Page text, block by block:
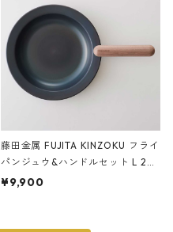
藤田金属 FUJITA KINZOKU フライ
パンジュウ&ハンドルセット L 24c
m ガス火・IH対応 鉄フライパン
¥9,900